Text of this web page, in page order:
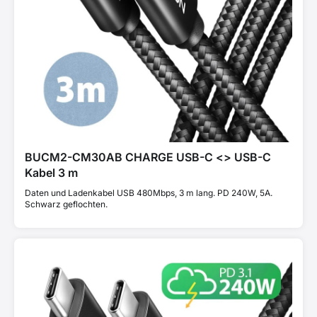
BUCM2-CM30AB CHARGE USB-C <> USB-C
Kabel 3 m
Daten und Ladenkabel USB 480Mbps, 3 m lang. PD 240W, 5A.
Schwarz geflochten.